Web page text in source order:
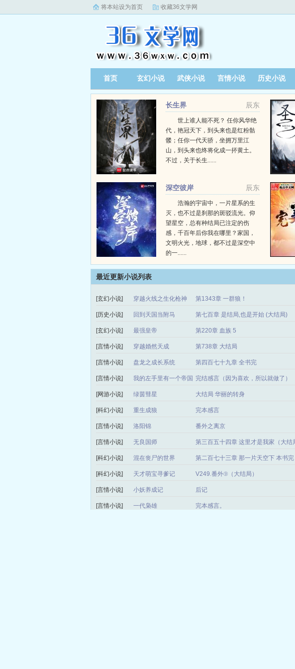
将本站设为首页 收藏36文学网
首页 玄幻小说 武侠小说 言情小说 历史小说
辰东
长生界
世上谁人能不死？ 任你风华绝
代，艳冠天下，到头来也是红粉骷
髅；任你一代天骄，坐拥万里江
山，到头来也终将化成一抔黄土。
不过，关于长生......
辰东
深空彼岸
浩瀚的宇宙中，一片星系的生
灭，也不过是刹那的斑驳流光。仰
望星空，总有种结局已注定的伤
感，千百年后你我在哪里？家国，
文明火光，地球，都不过是深空中
的一......
最近更新小说列表
[玄幻小说] 穿越火线之生化枪神 第1343章 一群狼！
[历史小说] 回到天国当附马 第七百章 是结局,也是开始 (大结局)
[玄幻小说] 最强皇帝 第220章 血族 5
[言情小说] 穿越婚然天成 第738章 大结局
[言情小说] 盘龙之成长系统 第四百七十九章 全书完
[言情小说] 我的左手里有一个帝国 完结感言（因为喜欢，所以就做了）
[网游小说] 绿茵彗星 大结局 华丽的转身
[科幻小说] 重生成狼 完本感言
[言情小说] 洛阳锦 番外之离京
[言情小说] 无良国师 第三百五十四章 这里才是我家（大结
[科幻小说] 混在丧尸的世界 第二百七十三章 那一片天空下 本书完
[科幻小说] 天才萌宝寻爹记 V249.番外⑨（大结局）
[言情小说] 小妖养成记 后记
[言情小说] 一代枭雄 完本感言。